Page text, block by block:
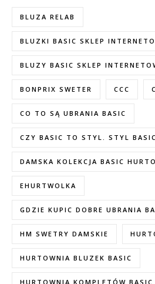
BLUZA RELAB
BLUZKI BASIC SKLEP
BLUZY BASIC SKLEP
BONPRIX SWETER CCC
CO TO SĄ UBRANIA BASIC
CZY BASIC TO STYL. STYL
DAMSKA KOLEKCJA BASIC
EHURTWOLKA
GDZIE KUPIC DOBRE UBRANIA
HM SWETRY DAMSKIE
HURTOWNIA BLUZEK BASIC
HURTOWNIA KOMPLETÓW BASIC